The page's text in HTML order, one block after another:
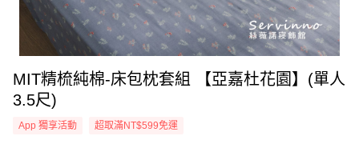
MIT精梳純棉-床包枕套組 【亞嘉杜花園】(單人
3.5尺)
App 獨享活動 超取滿NT$599免運